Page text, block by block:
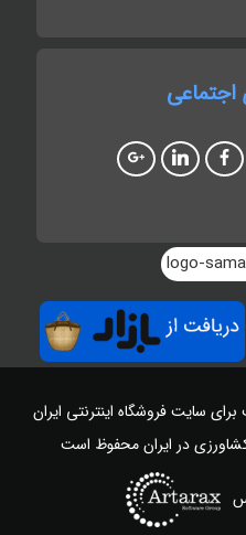
برای سایتفروشگاه اینترنتی ایران
در ایرانمحفوظ است